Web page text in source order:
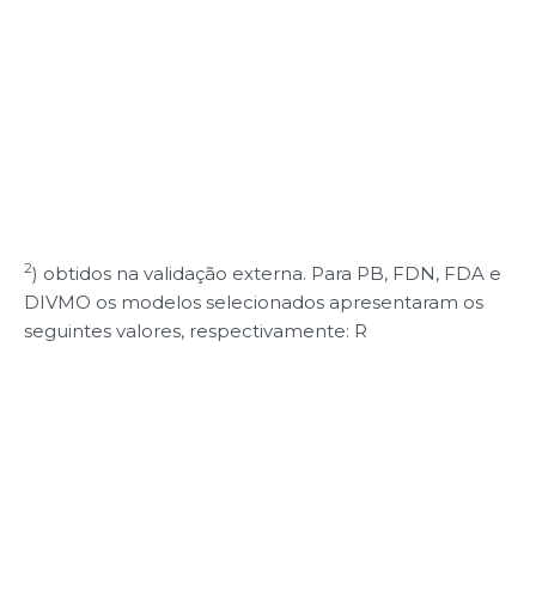
2) obtidos na validação externa. Para PB, FDN, FDA e
DIVMO os modelos selecionados apresentaram os
seguintes valores, respectivamente: R